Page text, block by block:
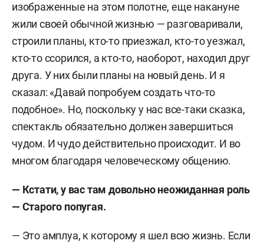
изображенные на этом полотне, еще накануне
жили своей обычной жизнью — разговаривали,
строили планы, кто-то приезжал, кто-то уезжал,
кто-то ссорился, а кто-то, наоборот, находил друг
друга. У них были планы на новый день. И я
сказал: «Давай попробуем создать что-то
подобное». Но, поскольку у нас все-таки сказка,
спектакль обязательно должен завершиться
чудом. И чудо действительно происходит. И во
многом благодаря человеческому общению.
— Кстати, у вас там довольно неожиданная роль
— Старого попугая.
— Это амплуа, к которому я шел всю жизнь. Если